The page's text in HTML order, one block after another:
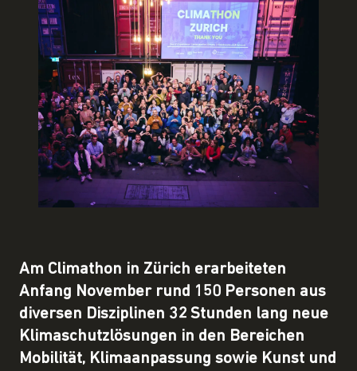
Am Climathon in Zürich erarbeiteten
Anfang November rund 150 Personen aus
diversen Disziplinen 32 Stunden lang neue
Klimaschutzlösungen in den Bereichen
Mobilität, Klimaanpassung sowie Kunst und